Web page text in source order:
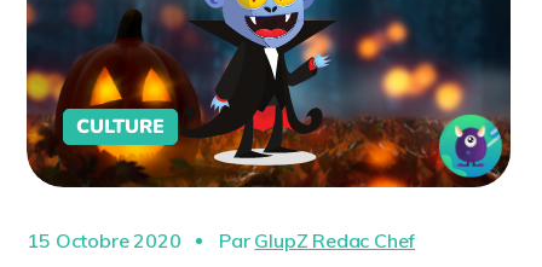
CULTURE
15 Octobre 2020 Par GlupZ Redac Chef